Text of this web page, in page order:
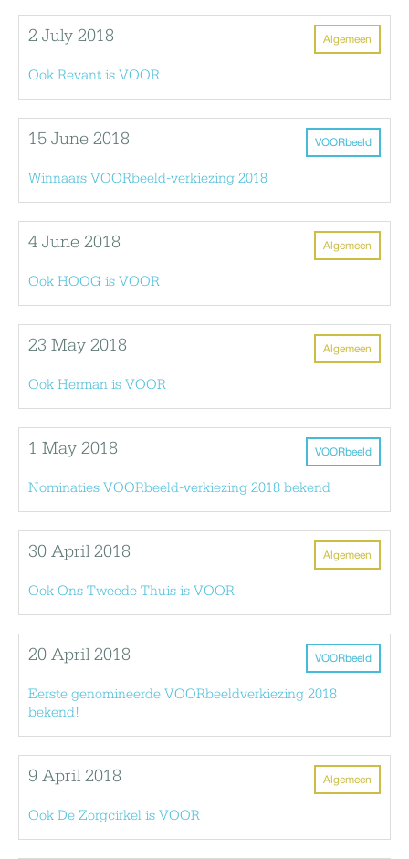
Algemeen
2 July 2018
Ook Revant is VOOR
VOORbeeld
15 June 2018
Winnaars VOORbeeld-verkiezing 2018
Algemeen
4 June 2018
Ook HOOG is VOOR
Algemeen
23 May 2018
Ook Herman is VOOR
VOORbeeld
1 May 2018
Nominaties VOORbeeld-verkiezing 2018 bekend
Algemeen
30 April 2018
Ook Ons Tweede Thuis is VOOR
VOORbeeld
20 April 2018
Eerste genomineerde VOORbeeldverkiezing 2018
bekend!
Algemeen
9 April 2018
Ook De Zorgcirkel is VOOR